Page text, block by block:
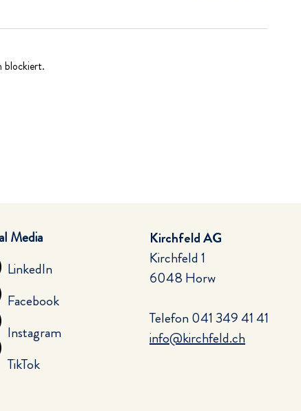
blockiert.
LinkedIn
Facebook
Instagram
TikTok
Media
Kirchfeld AG
Kirchfeld 1
6048 Horw
Telefon041 349 41 41
info@kirchfeld.ch